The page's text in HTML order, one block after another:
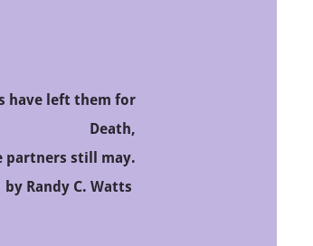
have left them for
Death,
partners still may.
by Randy C. Watts